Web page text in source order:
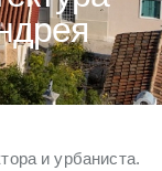
и урбаниста.